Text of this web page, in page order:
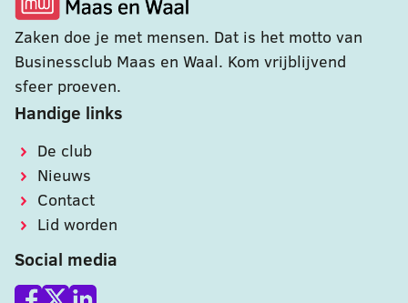
Zaken doe je met mensen. Dat is het motto van
Businessclub Maas en Waal. Kom vrijblijvend
sfeer proeven.
Handige links
De club
Nieuws
Contact
Lid worden
Social media